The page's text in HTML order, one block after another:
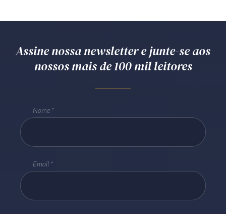
Assine nossa newsletter e junte-se aos
nossos mais de 100 mil leitores
Nome
Email